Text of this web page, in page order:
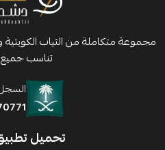
مجموعة متكاملة من الثياب الكويتية
تناسب جميع
تحميل